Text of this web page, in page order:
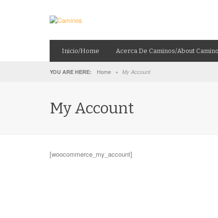
Inicio/Home Acerca De Caminos/About
YOU ARE HERE: Home » My Account
My Account
[woocommerce_my_account]